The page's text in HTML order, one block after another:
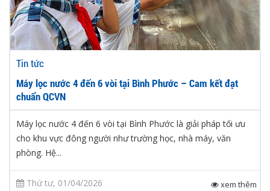
Tin tức
Máy lọc nước 4 đến 6 vòi tại Bình Phước – Cam kết đạt
chuẩn QCVN
Máy lọc nước 4 đến 6 vòi tại Bình Phước là giải pháp tối ưu
cho khu vực đông người như trường học, nhà máy, văn
phòng. Hệ...
Thứ tư, 01/04/2026 xem thêm